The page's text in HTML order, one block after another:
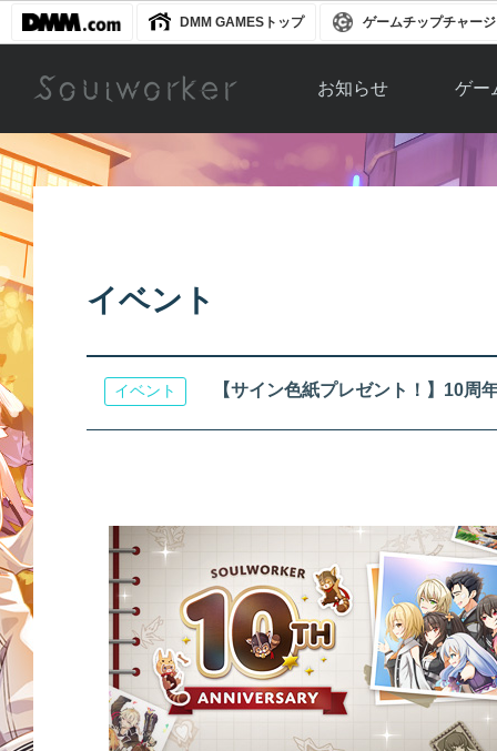
DMM GAMESトップ ゲームチップチャージ
お知らせ
お知らせ一覧
ゲー
ソウ
アップ
イベント
イベント 【サイン色紙プレゼント！】10周